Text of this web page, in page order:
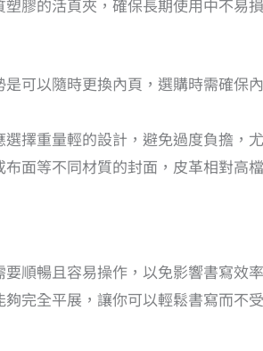
膠的活頁夾，確保長期使用中不易
可以隨時更換內頁，選購時需確保
擇重量輕的設計，避免過度負擔，
面等不同材質的封面，皮革相對高
順暢且容易操作，以免影響書寫效率
完全平展，讓你可以輕鬆書寫而不